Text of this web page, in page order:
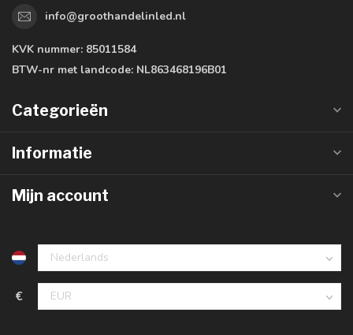
info@groothandelinled.nl
KVK nummer: 85011584
BTW-nr met landcode: NL863468196B01
Categorieën
Informatie
Mijn account
€